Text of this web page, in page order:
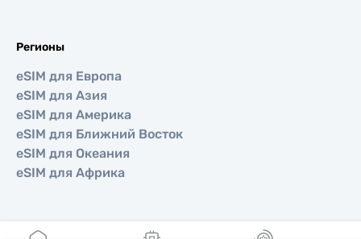
Регионы
eSIM для Европа
eSIM для Азия
eSIM для Америка
eSIM для Ближний Восток
eSIM для Океания
eSIM для Африка
Страны